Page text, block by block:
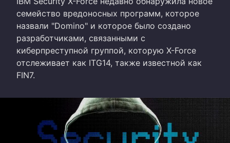
семейство вредоносных программ, которое
назвали "Domino" и которое было создано
разработчиками, связанными с
киберпреступной группой, которую X-Force
отслеживает как ITG14, также известной как
FIN7.